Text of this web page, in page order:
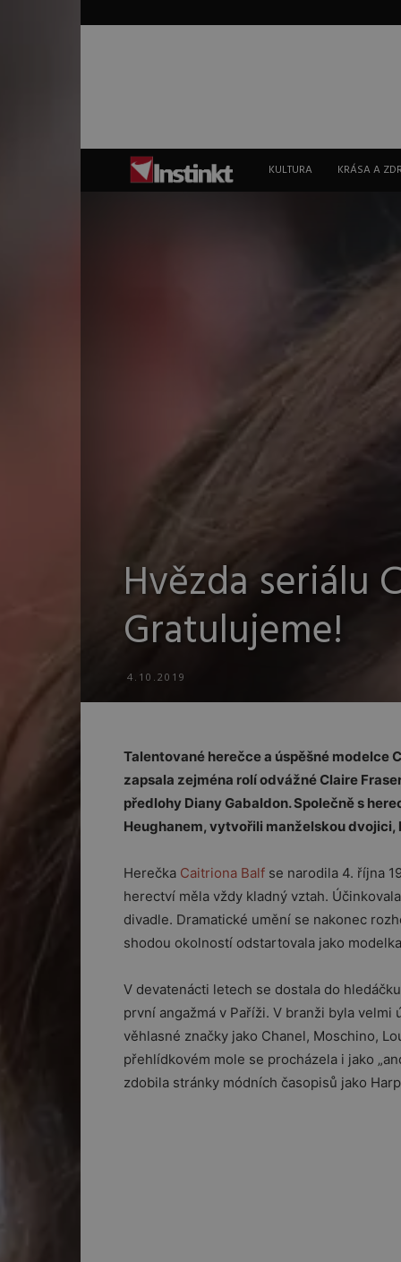
Instinkt
KULTURA KRÁSA A
Hvězda seriálu
Gratulujeme!
4.10.2019
Talentované herečce a úspěšné modelce
zapsala zejména rolí odvážné Claire
předlohy Diany Gabaldon. Společně s
Heughanem, vytvořili manželskou
Herečka Caitriona Balf se narodila 4. října
herectví měla vždy kladný vztah.
divadle. Dramatické umění se nakonec
shodou okolností odstartovala jako
V devatenácti letech se dostala do
první angažmá v Paříži. V branži byla
věhlasné značky jako Chanel, Moschino,
přehlídkovém mole se procházela i jako
zdobila stránky módních časopisů jako